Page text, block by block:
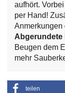
aufhört.
per Hand!
Anmerkungen
Abgerundete
Beugen dem
mehr
teilen